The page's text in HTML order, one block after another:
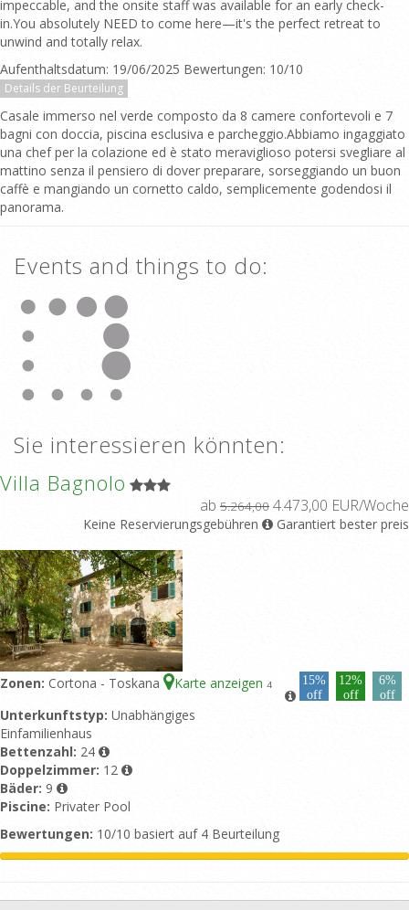
impeccable, and the onsite staff was available for an early check-
in.You absolutely NEED to come here—it's the perfect retreat to
unwind and totally relax.
Aufenthaltsdatum: 19/06/2025 Bewertungen: 10/10
Details der Beurteilung
Casale immerso nel verde composto da 8 camere confortevoli e 7
bagni con doccia, piscina esclusiva e parcheggio.Abbiamo ingaggiato
una chef per la colazione ed è stato meraviglioso potersi svegliare al
mattino senza il pensiero di dover preparare, sorseggiando un buon
caffè e mangiando un cornetto caldo, semplicemente godendosi il
panorama.
Events and things to do:
Sie interessieren könnten:
Villa Bagnolo
ab 5.264,00 4.473,00 EUR/Woche
Keine Reservierungsgebühren Garantiert bester preis
Zonen: Cortona - Toskana Karte anzeigen 4
15%
off
12%
off
6%
off
Unterkunftstyp: Unabhängiges
Einfamilienhaus
Bettenzahl: 24
Doppelzimmer: 12
Bäder: 9
Piscine: Privater Pool
Bewertungen: 10/10 basiert auf 4 Beurteilung